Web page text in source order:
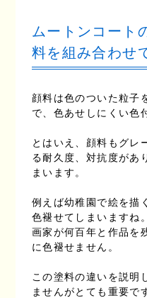
ムートンコート
料を組み合わせ
顔料は色のついた粒子
で、色あせしにくい色
とはいえ、顔料もグレ
る耐久度、対抗度があ
まいます。
例えば幼稚園で絵を描
色褪せてしまいますね。
画家が何百年と作品を
に色褪せません。
この塗料の違いを説明
ませんがとても重要で